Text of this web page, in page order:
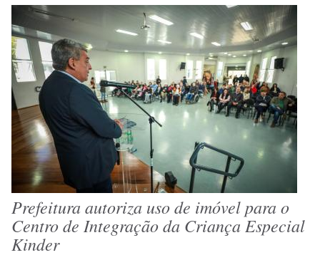
Prefeitura autoriza uso de imóvel para o
Centro de Integração da Criança Especial
Kinder